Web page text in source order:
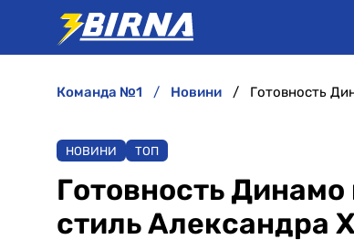
команда №1 новини Готовность
НОВИНИ ТОП
Готовность
стиль Александра